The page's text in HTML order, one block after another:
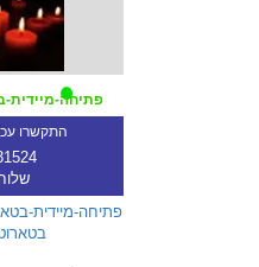
פתיחה-מיידית-
התקשרו
פתיחה-מיידית-
בטארוט